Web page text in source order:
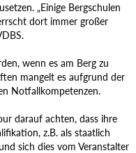
„Einige Bergschulen
dort immer großer
wenn es am Berg zu
mangelt es aufgrund der
Notfallkompetenzen.
darauf achten, dass ihre
z.B. als staatlich
sich dies vom Veranstalter